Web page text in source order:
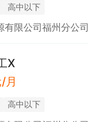
高中以下
有限公司福州分公司
X
月
高中以下